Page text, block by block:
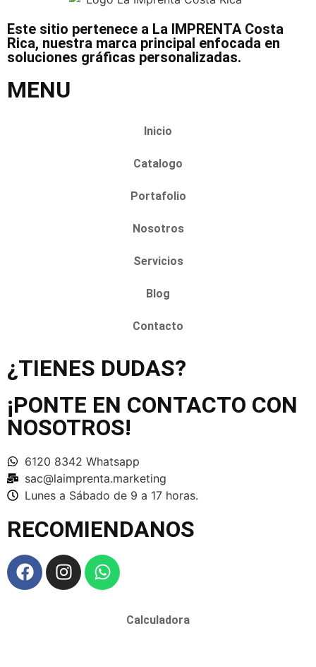
Este sitio pertenece a La IMPRENTA Costa
Rica, nuestra marca principal enfocada en
soluciones gráficas personalizadas.
MENU
Inicio
Catalogo
Portafolio
Nosotros
Servicios
Blog
Contacto
¿TIENES DUDAS?
¡PONTE EN CONTACTO CON
NOSOTROS!
6120 8342 Whatsapp
sac@laimprenta.marketing
Lunes a Sábado de 9 a 17 horas.
RECOMIENDANOS
Calculadora